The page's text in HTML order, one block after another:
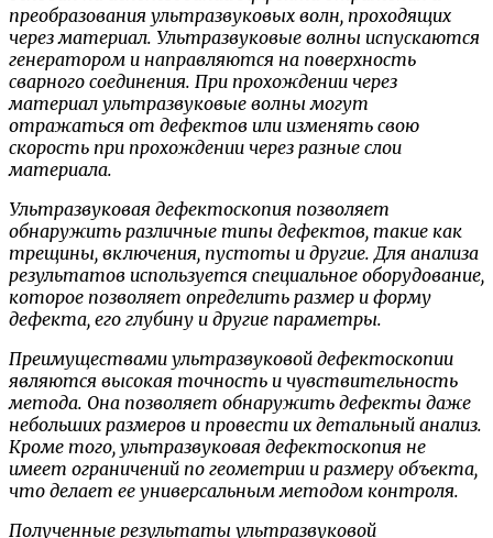
преобразования ультразвуковых волн, проходящих
через материал. Ультразвуковые волны испускаются
генератором и направляются на поверхность
сварного соединения. При прохождении через
материал ультразвуковые волны могут
отражаться от дефектов или изменять свою
скорость при прохождении через разные слои
материала.
Ультразвуковая дефектоскопия позволяет
обнаружить различные типы дефектов, такие как
трещины, включения, пустоты и другие. Для анализа
результатов используется специальное оборудование,
которое позволяет определить размер и форму
дефекта, его глубину и другие параметры.
Преимуществами ультразвуковой дефектоскопии
являются высокая точность и чувствительность
метода. Она позволяет обнаружить дефекты даже
небольших размеров и провести их детальный анализ.
Кроме того, ультразвуковая дефектоскопия не
имеет ограничений по геометрии и размеру объекта,
что делает ее универсальным методом контроля.
Полученные результаты ультразвуковой